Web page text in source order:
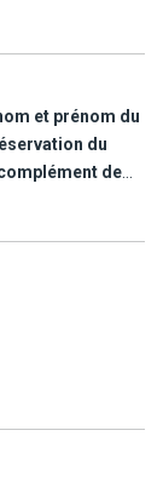
Vous gagnez
et
côtiers,
contrasté et
Chypre au plus
et prénom du
du
de
les
A votre arrivée
la location d'un
manuel) type